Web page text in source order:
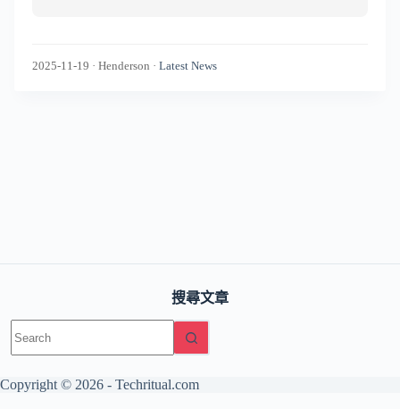
2025-11-19 · Henderson · Latest News
搜尋文章
results
Copyright © 2026 - Techritual.com